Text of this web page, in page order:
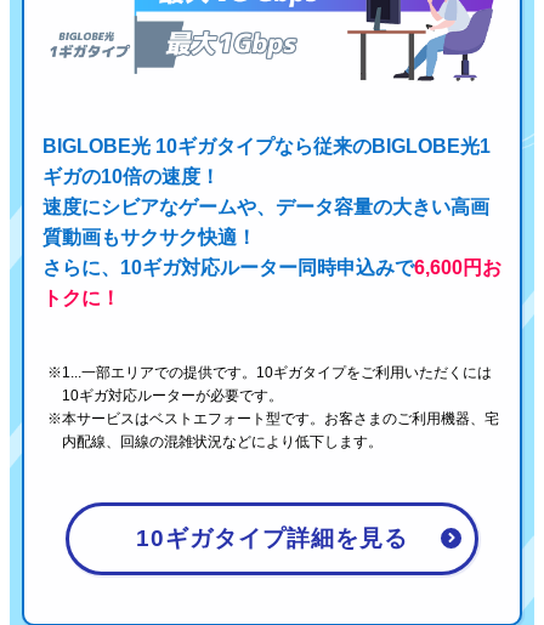
BIGLOBE光 10ギガタイプなら従来のBIGLOBE光1
ギガの10倍の速度！
速度にシビアなゲームや、データ容量の大きい高画
質動画もサクサク快適！
さらに、10ギガ対応ルーター同時申込みで6,600円お
トクに！
1...一部エリアでの提供です。10ギガタイプをご利用いただくには
10ギガ対応ルーターが必要です。
本サービスはベストエフォート型です。お客さまのご利用機器、宅
内配線、回線の混雑状況などにより低下します。
10ギガタイプ詳細を見る